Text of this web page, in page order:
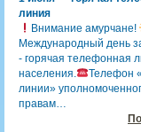
линия
Внимание амурчане!
Международный день
- горячая телефонная
населения.
Телефон
линии»
правам…